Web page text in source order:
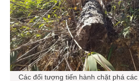
Các đối tượng tiến hành chặt phá